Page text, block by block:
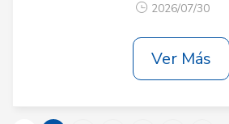
2026/07/30
Ver Más